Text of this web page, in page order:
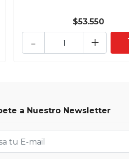
$53.550
+
-
a Nuestro Newsletter